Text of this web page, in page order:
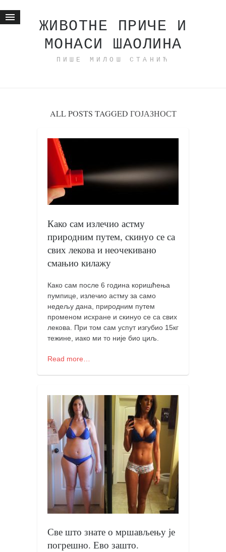
ЖИВОТНЕ ПРИЧЕ И
МОНАСИ ШАОЛИНА
ПИШЕ МИЛОШ СТАНИЋ
Животне приче
исхраном до здравља
моменти и места
бонус садржај
законоправило
православље
забрањена историја
ћирилица
прота Воја
уместо твитера
календар српски
Окинава карате
најновије на блогу
моје белешке
историја каратеа
бубиши
карате
кихон
наиханчи
кушанку
пасаи
темашивари
кобудо
ALL POSTS TAGGED ГОЈАЗНОСТ
Како сам излечио астму
природним путем, скинуо се са
свих лекова и неочекивано
смањио килажу
Како сам после 6 година коришћења
пумпице, излечио астму за само
недељу дана, природним путем
променом исхране и скинуо се са свих
лекова. При том сам успут изгубио 15кг
тежине, иако ми то није био циљ.
Read more…
Све што знате о мршављењу је
погрешно. Ево зашто.